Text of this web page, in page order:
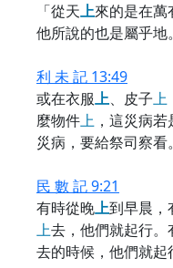
「從天上來的是在萬
他所說的也是屬乎地
利 未 記 13:49
或在衣服上、皮子上
麼物件上 ，這災病
災病，要給祭司察看。
民 數 記 9:21
有時從晚上到早晨，
上去，他們就起行
去的時候，他們就起